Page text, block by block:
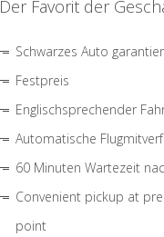
Der Favorit der
Schwarzes Auto
Festpreis
Englischsprechender
Automatische
60 Minuten Wartezeit
Convenient pickup at
point